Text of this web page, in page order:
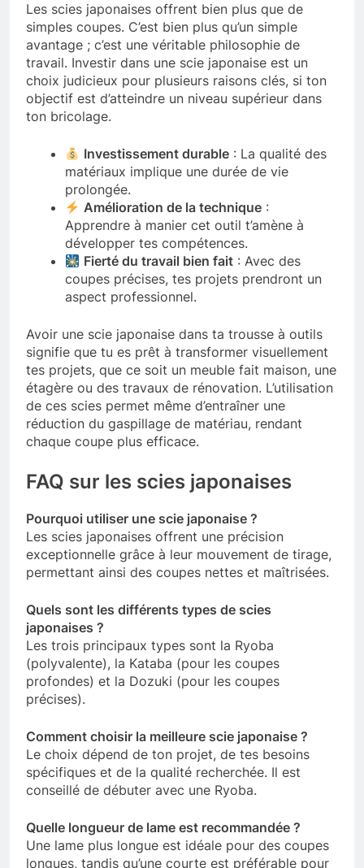
Les scies japonaises offrent bien plus que de
simples coupes. C’est bien plus qu’un simple
avantage ; c’est une véritable philosophie de
travail. Investir dans une scie japonaise est un
choix judicieux pour plusieurs raisons clés, si ton
objectif est d’atteindre un niveau supérieur dans
ton bricolage.
Investissement durable : La qualité des
matériaux implique une durée de vie
prolongée.
Amélioration de la technique :
Apprendre à manier cet outil t’amène à
développer tes compétences.
Fierté du travail bien fait : Avec des
coupes précises, tes projets prendront un
aspect professionnel.
Avoir une scie japonaise dans ta trousse à outils
signifie que tu es prêt à transformer visuellement
tes projets, que ce soit un meuble fait maison, une
étagère ou des travaux de rénovation. L’utilisation
de ces scies permet même d’entraîner une
réduction du gaspillage de matériau, rendant
chaque coupe plus efficace.
FAQ sur les scies japonaises
Pourquoi utiliser une scie japonaise ?
Les scies japonaises offrent une précision
exceptionnelle grâce à leur mouvement de tirage,
permettant ainsi des coupes nettes et maîtrisées.
Quels sont les différents types de scies
japonaises ?
Les trois principaux types sont la Ryoba
(polyvalente), la Kataba (pour les coupes
profondes) et la Dozuki (pour les coupes
précises).
Comment choisir la meilleure scie japonaise ?
Le choix dépend de ton projet, de tes besoins
spécifiques et de la qualité recherchée. Il est
conseillé de débuter avec une Ryoba.
Quelle longueur de lame est recommandée ?
Une lame plus longue est idéale pour des coupes
longues, tandis qu’une courte est préférable pour